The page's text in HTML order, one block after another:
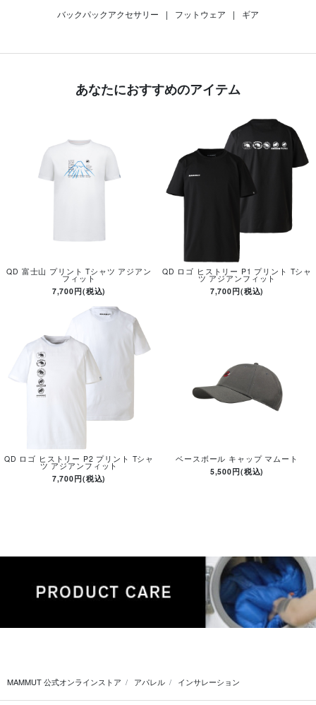
バックパックアクセサリー
| フットウェア | ギア
あなたにおすすめのアイテム
QD 富士山 プリント Tシャツ アジアン
フィット
7,700円(税込)
QD ロゴ ヒストリー P1 プリント Tシャ
ツ アジアンフィット
7,700円(税込)
QD ロゴ ヒストリー P2 プリント Tシャ
ツ アジアンフィット
7,700円(税込)
ベースボール キャップ マムート
5,500円(税込)
MAMMUT 公式オンラインストア アパレル インサレーション